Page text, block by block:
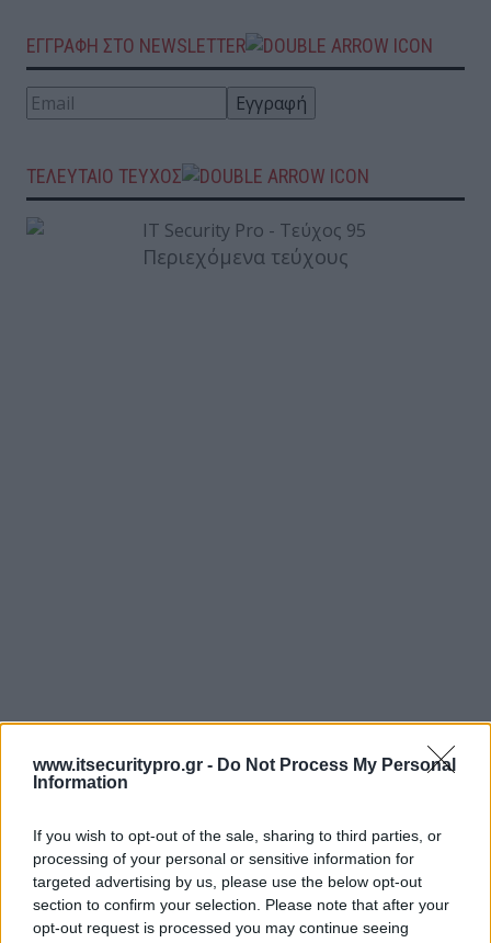
www.itsecuritypro.gr - Do Not Process My Personal
Information
If you wish to opt-out of the sale, sharing to third parties, or
processing of your personal or sensitive information for
targeted advertising by us, please use the below opt-out
section to confirm your selection. Please note that after your
opt-out request is processed you may continue seeing
ΕΓΓΡΑΦΗ ΣΤΟ NEWSLETTER
ΤΕΛΕΥΤΑΙΟ ΤΕΥΧΟΣ
Περιεχόμενα τεύχους